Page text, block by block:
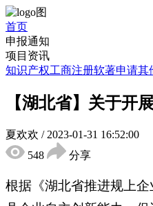
首页
申报通知
项目资讯
知识产权工商注册软著申请其
【湖北省】关于开
夏欢欢 / 2023-01-31 16:52:00
548
分享
根据《湖北省推进规上